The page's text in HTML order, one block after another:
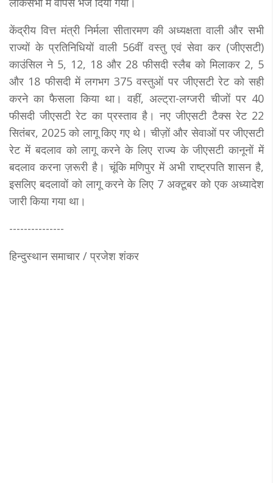
केंद्रीय वित्त मंत्री निर्मला सीतारमण की अध्यक्षता वाली और सभी
राज्यों के प्रतिनिधियों वाली 56वीं वस्‍तु एवं सेवा कर (जीएसटी)
काउंसिल ने 5, 12, 18 और 28 फीसदी स्लैब को मिलाकर 2, 5
और 18 फीसदी में लगभग 375 वस्‍तुओं पर जीएसटी रेट को सही
करने का फैसला किया था। वहीं, अल्ट्रा-लग्‍जरी चीजों पर 40
फीसदी जीएसटी रेट का प्रस्ताव है। नए जीएसटी टैक्स रेट 22
सितंबर, 2025 को लागू किए गए थे। चीज़ों और सेवाओं पर जीएसटी
रेट में बदलाव को लागू करने के लिए राज्य के जीएसटी कानूनों में
बदलाव करना ज़रूरी है। चूंकि मणिपुर में अभी राष्ट्रपति शासन है,
इसलिए बदलावों को लागू करने के लिए 7 अक्टूबर को एक अध्‍यादेश
जारी किया गया था।
---------------
हिन्दुस्थान समाचार / प्रजेश शंकर